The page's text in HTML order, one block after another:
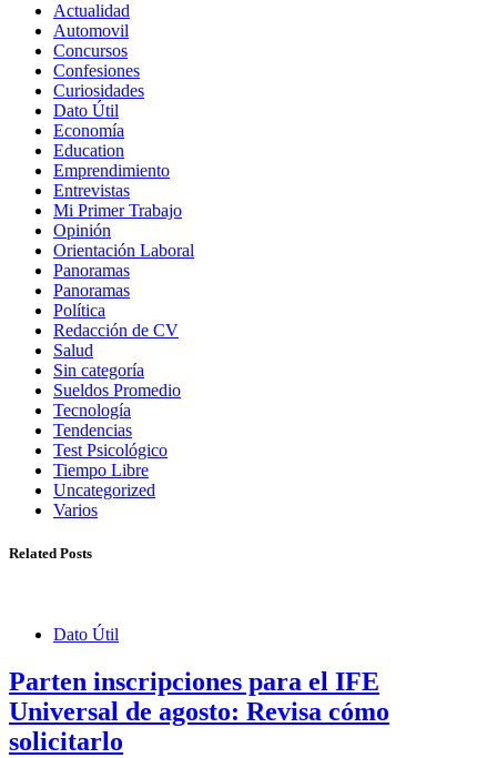
Actualidad
Automovil
Concursos
Confesiones
Curiosidades
Dato Útil
Economía
Education
Emprendimiento
Entrevistas
Mi Primer Trabajo
Opinión
Orientación Laboral
Panoramas
Panoramas
Política
Redacción de CV
Salud
Sin categoría
Sueldos Promedio
Tecnología
Tendencias
Test Psicológico
Tiempo Libre
Uncategorized
Varios
Related Posts
Dato Útil
Parten inscripciones para el IFE
Universal de agosto: Revisa cómo
solicitarlo